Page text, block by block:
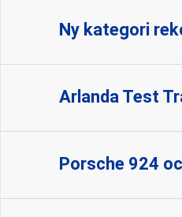
Ny kategori
Arlanda Test
Porsche 924